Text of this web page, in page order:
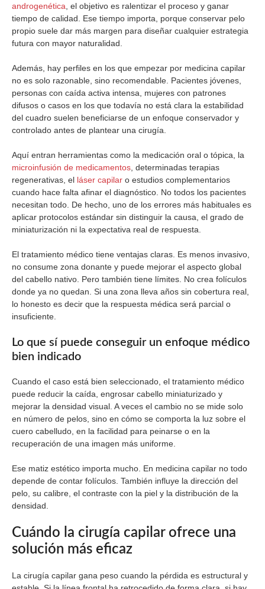
androgenética , el objetivo es ralentizar el proceso y ganar
tiempo de calidad. Ese tiempo importa, porque conservar pelo
propio suele dar más margen para diseñar cualquier estrategia
futura con mayor naturalidad.
Además, hay perfiles en los que empezar por medicina capilar
no es solo razonable, sino recomendable. Pacientes jóvenes,
personas con caída activa intensa, mujeres con patrones
difusos o casos en los que todavía no está clara la estabilidad
del cuadro suelen beneficiarse de un enfoque conservador y
controlado antes de plantear una cirugía.
Aquí entran herramientas como la medicación oral o tópica, la
microinfusión de medicamentos , determinadas terapias
regenerativas, el láser capilar o estudios complementarios
cuando hace falta afinar el diagnóstico. No todos los pacientes
necesitan todo. De hecho, uno de los errores más habituales es
aplicar protocolos estándar sin distinguir la causa, el grado de
miniaturización ni la expectativa real de respuesta.
El tratamiento médico tiene ventajas claras. Es menos invasivo,
no consume zona donante y puede mejorar el aspecto global
del cabello nativo. Pero también tiene límites. No crea folículos
donde ya no quedan. Si una zona lleva años sin cobertura real,
lo honesto es decir que la respuesta médica será parcial o
insuficiente.
Lo que sí puede conseguir un enfoque médico
bien indicado
Cuando el caso está bien seleccionado, el tratamiento médico
puede reducir la caída, engrosar cabello miniaturizado y
mejorar la densidad visual. A veces el cambio no se mide solo
en número de pelos, sino en cómo se comporta la luz sobre el
cuero cabelludo, en la facilidad para peinarse o en la
recuperación de una imagen más uniforme.
Ese matiz estético importa mucho. En medicina capilar no todo
depende de contar folículos. También influye la dirección del
pelo, su calibre, el contraste con la piel y la distribución de la
densidad.
Cuándo la cirugía capilar ofrece una
solución más eficaz
La cirugía capilar gana peso cuando la pérdida es estructural y